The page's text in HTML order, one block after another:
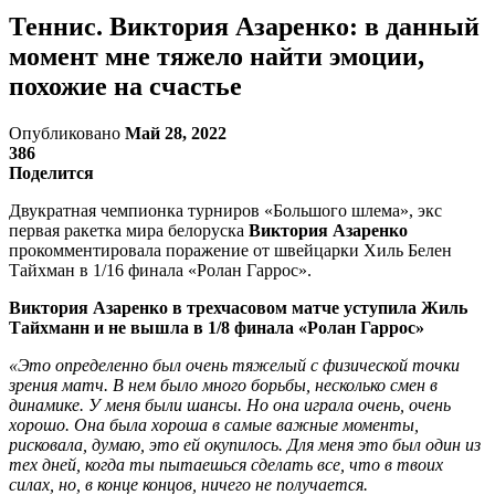
Теннис. Виктория Азаренко: в данный
момент мне тяжело найти эмоции,
похожие на счастье
Опубликовано Май 28, 2022
386
Поделится
Двукратная чемпионка турниров «Большого шлема», экс
первая ракетка мира белоруска Виктория Азаренко
прокомментировала поражение от швейцарки Хиль Белен
Тайхман в 1/16 финала «Ролан Гаррос».
Виктория Азаренко в трехчасовом матче уступила Жиль
Тайхманн и не вышла в 1/8 финала «Ролан Гаррос»
«Это определенно был очень тяжелый с физической точки
зрения матч. В нем было много борьбы, несколько смен в
динамике. У меня были шансы. Но она играла очень, очень
хорошо. Она была хороша в самые важные моменты,
рисковала, думаю, это ей окупилось. Для меня это был один из
тех дней, когда ты пытаешься сделать все, что в твоих
силах, но, в конце концов, ничего не получается.